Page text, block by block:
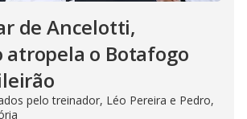
de Ancelotti,
atropela o Botafogo
pelo treinador, Léo Pereira e Pedro,